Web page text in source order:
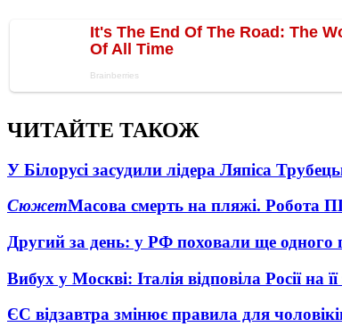
ЧИТАЙТЕ ТАКОЖ
У Білорусі засудили лідера Ляпіса
СюжетМасова смерть на пляжі. Робота
Другий за день: у РФ поховали ще одного
Вибух у Москві: Італія відповіла Росії на
ЄС відзавтра змінює правила для